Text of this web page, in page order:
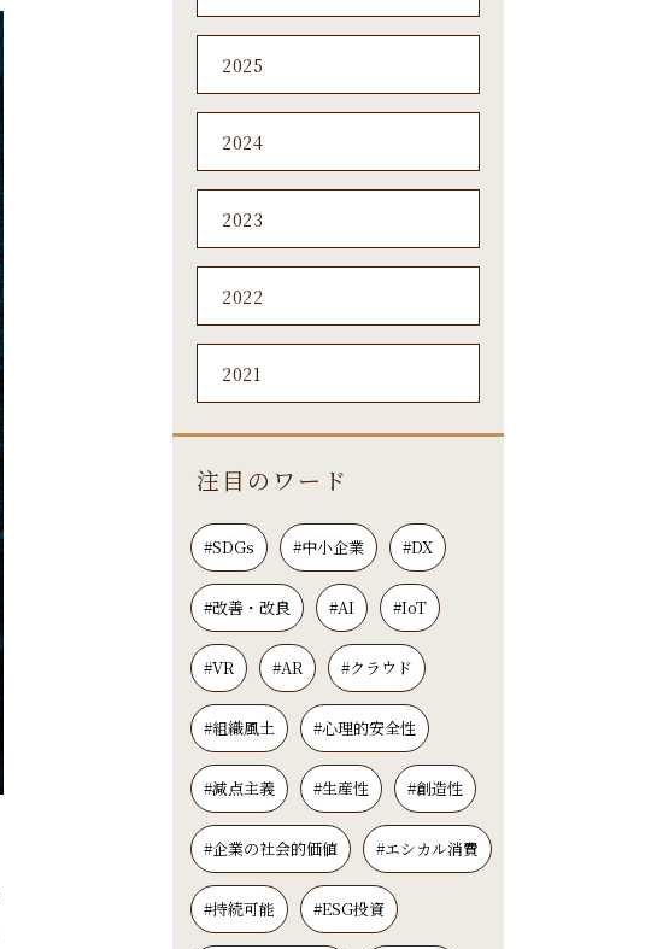
2025
2024
2023
2022
2021
注目のワード
#SDGs #中小企業 #DX
#改善・改良 #AI #IoT
#VR #AR #クラウド
#組織風土 #心理的安全性
#減点主義 #生産性 #創造性
#企業の社会的価値 #エシカル消費
#持続可能 #ESG投資